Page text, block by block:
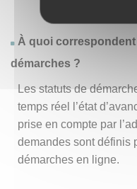
À quoi
démarches ?
Les statuts de
temps réel l’état
prise en compte par
demandes sont définis
démarches en ligne.